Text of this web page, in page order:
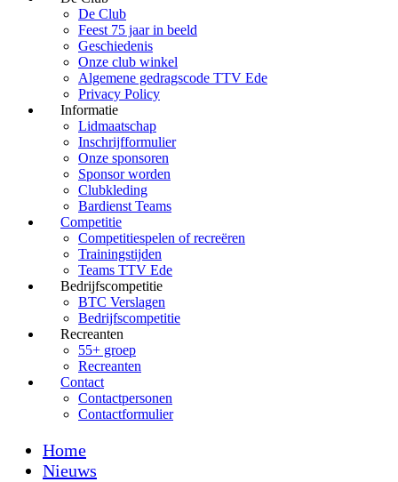
De Club
Feest 75 jaar in beeld
Geschiedenis
Onze club winkel
Algemene gedragscode TTV Ede
Privacy Policy
Informatie
Lidmaatschap
Inschrijfformulier
Onze sponsoren
Sponsor worden
Clubkleding
Bardienst Teams
Competitie
Competitiespelen of recreëren
Trainingstijden
Teams TTV Ede
Bedrijfscompetitie
BTC Verslagen
Bedrijfscompetitie
Recreanten
55+ groep
Recreanten
Contact
Contactpersonen
Contactformulier
Home
Nieuws